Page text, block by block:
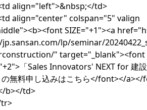
align="left">&nbsp;</td>
align="center" colspan="5" valign
SIZE="+1"><a
lp/seminar/
" target="_blank"><font
「Sales Innovators' NEXT for 建設
無料申し込みはこちら</font></a></
b></td>